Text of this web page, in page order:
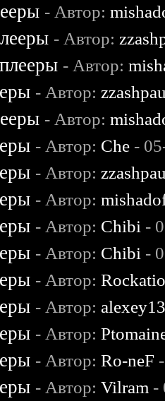
- Автор:
- Автор:
- Автор:
- Автор:
- Автор:
- Автор: Che -
- Автор:
- Автор:
- Автор: Chibi -
- Автор: Chibi -
- Автор:
- Автор:
- Автор:
- Автор:Ro-neF
- Автор:Vilram -